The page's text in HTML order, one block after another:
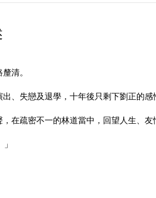
清。
失戀及退學，十年後只剩下劉正的感
在疏密不一的林道當中，回望人生、友